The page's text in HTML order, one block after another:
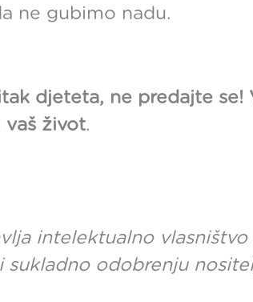
ne gubimo nadu.
djeteta, ne predajte se!
vaš život.
intelektualno
odobrenju